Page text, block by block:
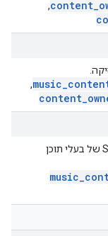
content_
,
music_
,
content_
מאגרים ספציפיים למונטיזציה של סרטוני Shorts של בעלי תוכן
music_